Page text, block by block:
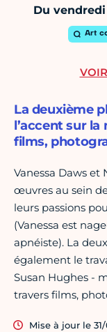
Du
Art
La deuxième
l’accent sur
films,
Vanessa Daws et
œuvres au sein
leurs passions
(Vanessa est
apnéiste). La
également le
Susan Hughes -
travers films,
Mise à jour le